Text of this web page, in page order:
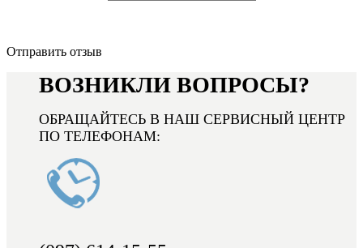
Отправить отзыв
ВОЗНИКЛИ ВОПРОСЫ?
ОБРАЩАЙТЕСЬ В НАШ СЕРВИСНЫЙ ЦЕНТР
ПО ТЕЛЕФОНАМ: